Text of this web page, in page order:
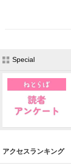
Special
アクセスランキング